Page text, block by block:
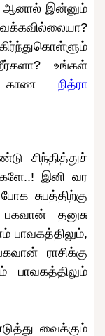
ஆனால் இன்னும்
உங்கள்
காண நித்ரா
சிந்தித்துச்
இனி வர
சுபத்திற்கு
பகவான் தனுசு
பாவகத்திலும்,
ராசிக்கு
வைக்கும்